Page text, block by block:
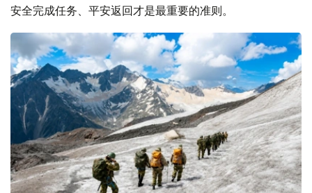
安全完成任务、平安返回才是最重要的准则。